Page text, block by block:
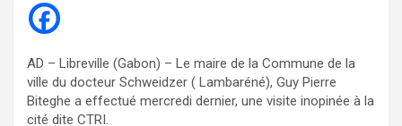
AD – Libreville (Gabon) – Le maire de la Commune de la
ville du docteur Schweidzer ( Lambaréné), Guy Pierre
Biteghe a effectué mercredi dernier, une visite inopinée à la
cité dite CTRI.